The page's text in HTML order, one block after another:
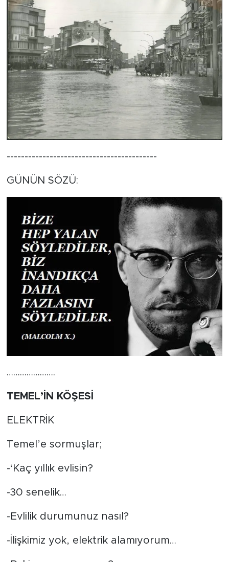
------------------------------------------
GÜNÜN SÖZÜ:
………………….
TEMEL’İN KÖŞESİ
ELEKTRİK
Temel’e sormuşlar;
-‘Kaç yıllık evlisin?
-30 senelik…
-Evlilik durumunuz nasıl?
-İlişkimiz yok, elektrik alamıyorum…